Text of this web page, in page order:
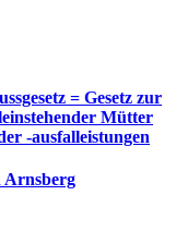
= Gesetz zur
Mütter
-ausfalleistungen
Arnsberg